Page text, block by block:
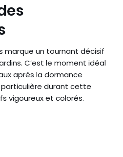
marque un tournant décisif
C’est le moment idéal
après la dormance
durant cette
vigoureux et colorés.